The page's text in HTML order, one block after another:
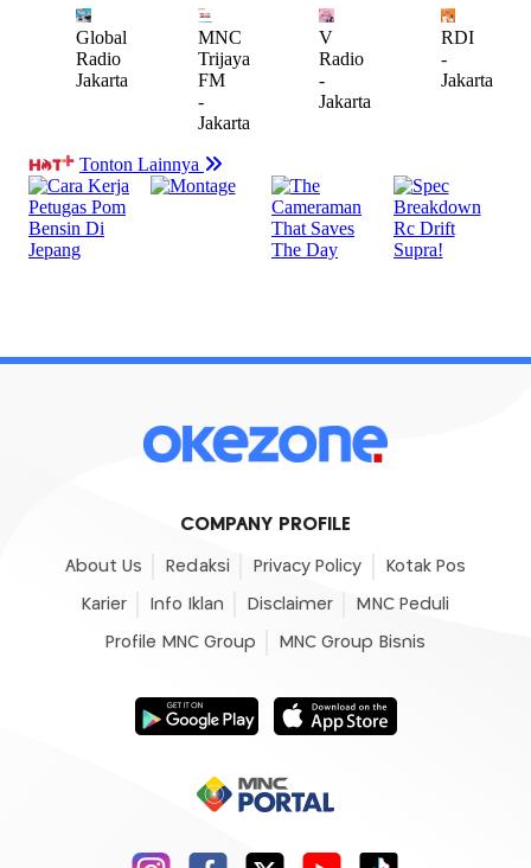
COMPANY PROFILE
About Us Redaksi Privacy Policy Kotak Pos
Karier Info Iklan Disclaimer MNC Peduli
Profile MNC Group MNC Group Bisnis